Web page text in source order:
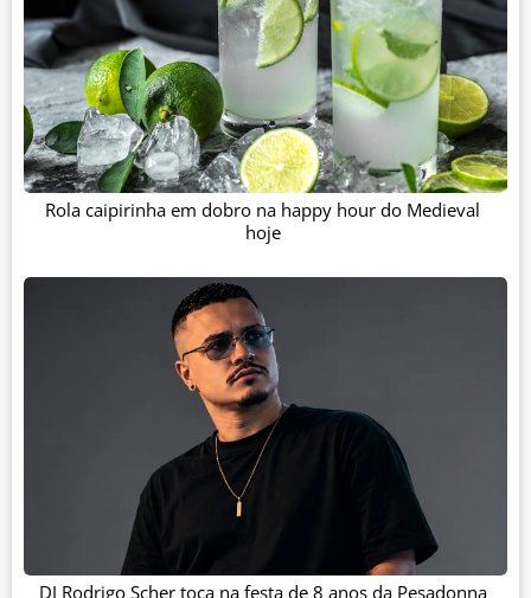
Rola caipirinha em dobro na happy hour do Medieval
hoje
DJ Rodrigo Scher toca na festa de 8 anos da Pesadonna